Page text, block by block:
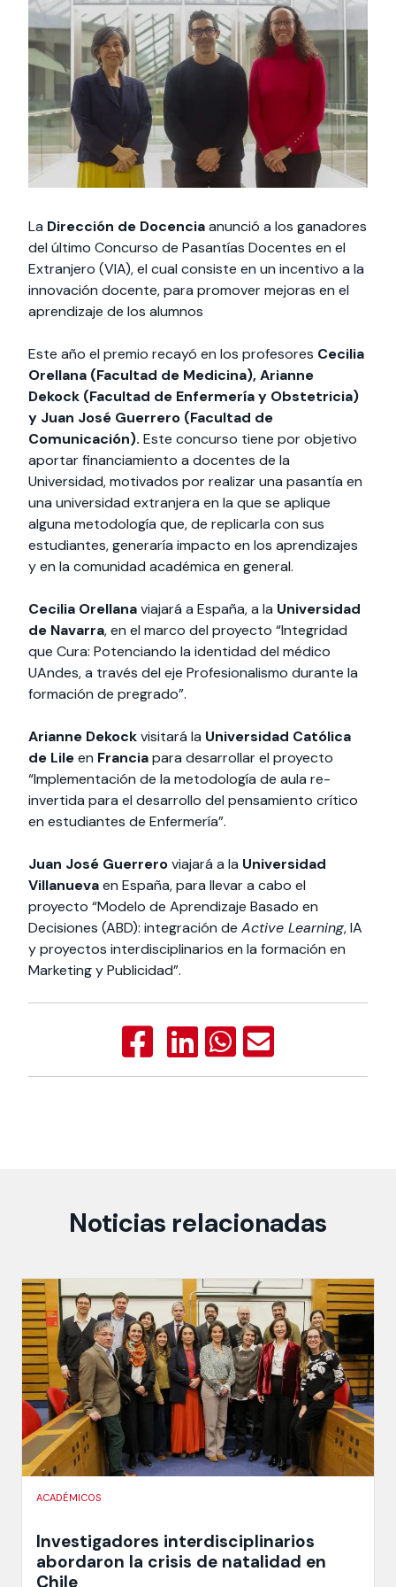
cursos
Especialidades y
estadías
Te puede
interesar:
International
students
Facultades
interesar:
2025
vinculación con la
sociedad
Extensión Cultural
Te puede interesar: Filantropía y Donaciones
intercambio
Servicios y apoyos
Te puede
interesar:
Explora el campus
Uandes
estudiantiles
La Dirección de Docenciaanunció a los ganadores
del último Concurso de Pasantías Docentes en el
Extranjero (VIA), el cual consiste en un incentivo a la
innovación docente, para promover mejoras en el
aprendizaje de los alumnos
Este año el premio recayó en los profesores Cecilia
Orellana (Facultad de Medicina),Arianne
Dekock (Facultad de Enfermería y Obstetricia)
y Juan José Guerrero (Facultad de
Comunicación). Este concurso tiene por objetivo
aportar financiamiento a docentes de la
Universidad, motivados por realizar una pasantía en
una universidad extranjera en la que se aplique
alguna metodología que, de replicarla con sus
estudiantes, generaría impacto en los aprendizajes
y en la comunidad académica en general.
Cecilia Orellanaviajará a España, a la Universidad
de Navarra, en el marco del proyecto “Integridad
que Cura: Potenciando la identidad del médico
UAndes, a través del eje Profesionalismo durante la
formación de pregrado”.
Arianne Dekockvisitará la Universidad Católica
de Lileen Franciapara desarrollar el proyecto
“Implementación de la metodología de aula re-
invertida para el desarrollo del pensamiento crítico
en estudiantes de Enfermería”.
Juan José Guerreroviajará a la Universidad
Villanuevaen España, para llevar a cabo el
proyecto “Modelo de Aprendizaje Basado en
Decisiones (ABD): integración de Active Learning, IA
y proyectos interdisciplinarios en la formación en
Marketing y Publicidad”.
Noticias relacionadas
ACADÉMICOS
Investigadores interdisciplinarios
abordaron la crisis de natalidad en
Chile